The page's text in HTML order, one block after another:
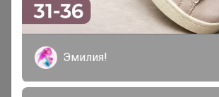
Чтобы ответить или
необходимо
Войти
Эмилия!